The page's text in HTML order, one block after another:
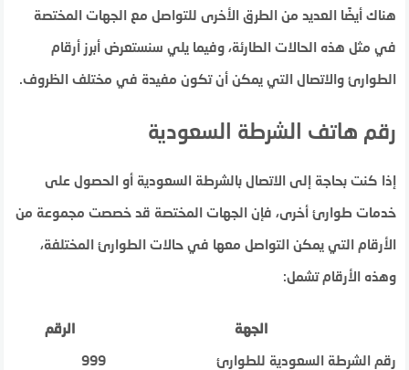
هناك أيضًا العديد من الطرق الأخرى للتواصل مع الجهات المختصة
في مثل هذه الحالات الطارئة، وفيما يلي سنستعرض أبرز أرقام
الطوارئ والاتصال التي يمكن أن تكون مفيدة في مختلف الظروف.
رقم هاتف الشرطة السعودية
إذا كنت بحاجة إلى الاتصال بالشرطة السعودية أو الحصول على
خدمات طوارئ أخرى، فإن الجهات المختصة قد خصصت مجموعة من
الأرقام التي يمكن التواصل معها في حالات الطوارئ المختلفة،
وهذه الأرقام تشمل:
الجهة
الرقم
رقم الشرطة السعودية للطوارئ
999